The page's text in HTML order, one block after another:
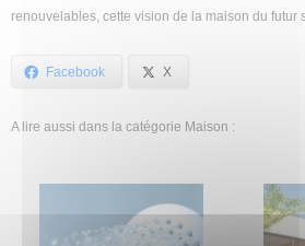
renouvelables, cette vision de la maison du futur
Facebook X
A lire aussi dans la catégorie Maison :